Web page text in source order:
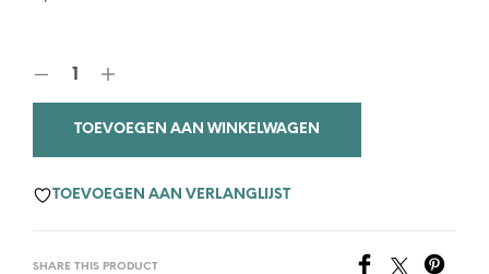
TOEVOEGEN AAN WINKELWAGEN
TOEVOEGEN AAN VERLANGLIJST
SHARE THIS PRODUCT